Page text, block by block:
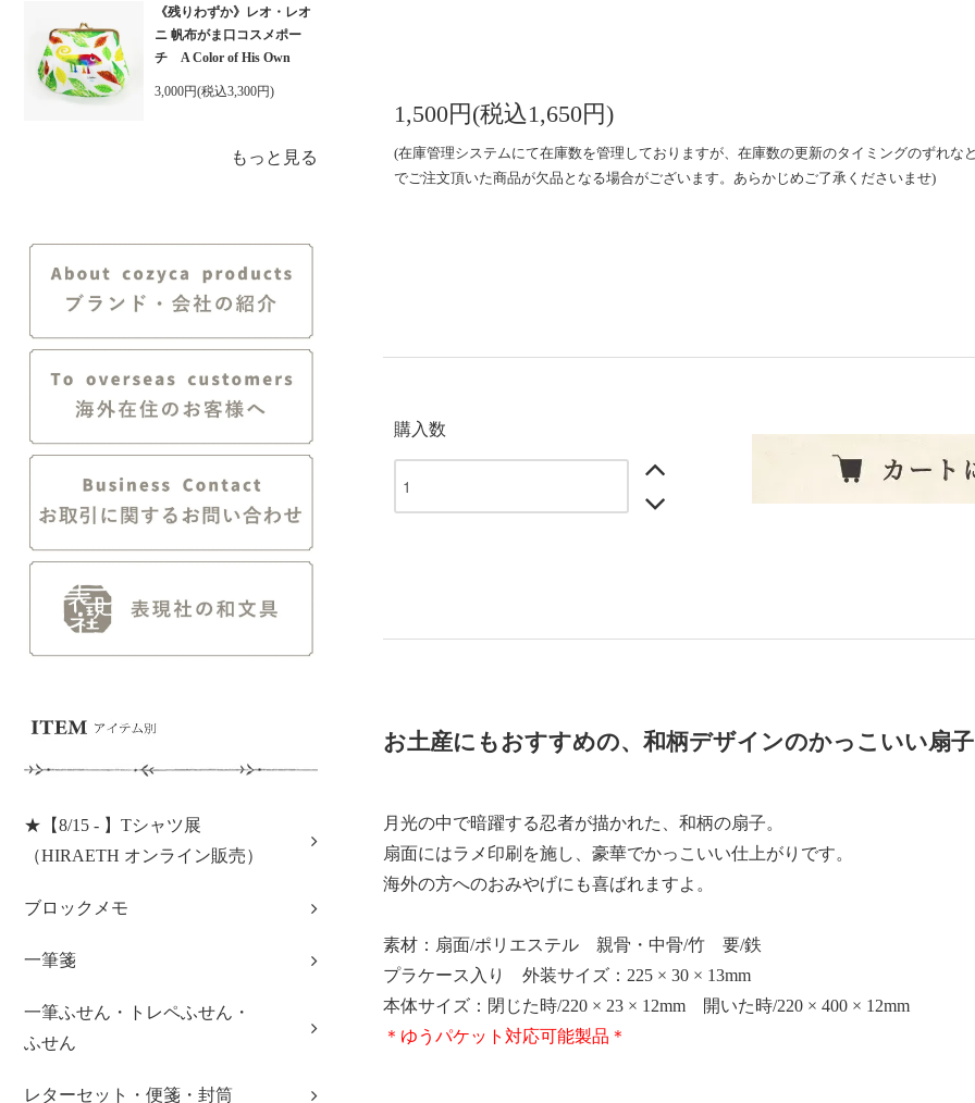
《残りわずか》レオ・レオ
ニ 帆布がま口コスメポー
チ A Color of His Own
3,000円(税込3,300円)
もっと見る
★【8/15 - 】Tシャツ展
（HIRAETH オンライン販売）
ブロックメモ
一筆箋
一筆ふせん・トレペふせん・
ふせん
レターセット・便箋・封筒
1,500円(税込1,650円)
(在庫管理システムにて在庫数を管理しておりますが、在庫数の更新のタイミングのずれな
でご注文頂いた商品が欠品となる場合がございます。あらかじめご了承くださいませ)
購入数
お土産にもおすすめの、和柄デザインのかっこいい扇
月光の中で暗躍する忍者が描かれた、和柄の扇子。
扇面にはラメ印刷を施し、豪華でかっこいい仕上がりです。
海外の方へのおみやげにも喜ばれますよ。
素材：扇面/ポリエステル 親骨・中骨/竹 要/鉄
プラケース入り 外装サイズ：225 × 30 × 13mm
本体サイズ：閉じた時/220 × 23 × 12mm 開いた時/220 × 400 × 12mm
＊ゆうパケット対応可能製品＊